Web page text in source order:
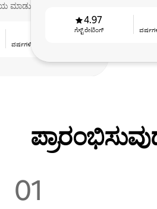
ಮಾಡುತ್ತೇನೆ.
ವರ್ಷಗಳಿಂದ ಹೋಸ್ಟ್ ‌ಮಾಡುತ್ತಿದ್ದಾರೆ
4.97
ಗೆಸ್ಟ್ ರೇಟಿಂಗ್
01